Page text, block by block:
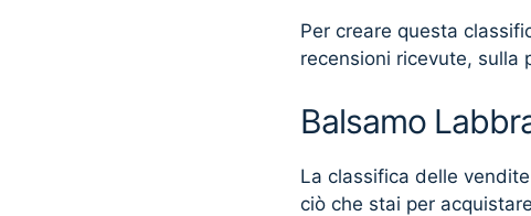
Per creare questa
recensioni ricevute, sulla
Balsamo
La classifica delle
ciò che stai per